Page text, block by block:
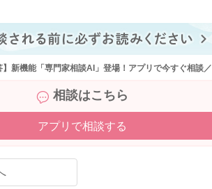
】新機能「専門家相談AI」登場！アプリで今すぐ相談／
相談はこちら
アプリで相談する